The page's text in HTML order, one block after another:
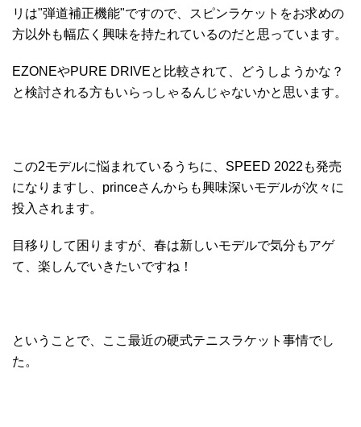
リは"弾道補正機能"ですので、スピンラケットをお求めの
方以外も幅広く興味を持たれているのだと思っています。
EZONEやPURE DRIVEと比較されて、どうしようかな？
と検討される方もいらっしゃるんじゃないかと思います。
この2モデルに悩まれているうちに、SPEED 2022も発売
になりますし、princeさんからも興味深いモデルが次々に
投入されます。
目移りして困りますが、春は新しいモデルで気分もアゲ
て、楽しんでいきたいですね！
ということで、ここ最近の硬式テニスラケット事情でし
た。